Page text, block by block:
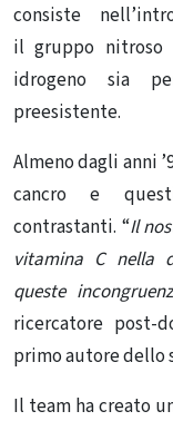
consiste
il gruppo
idrogeno sia
preesistente.
Almeno dagli anni
cancro e
contrastanti. “Il
vitamina C nella
queste
ricercatore post-
primo autore dello
Il team ha creato